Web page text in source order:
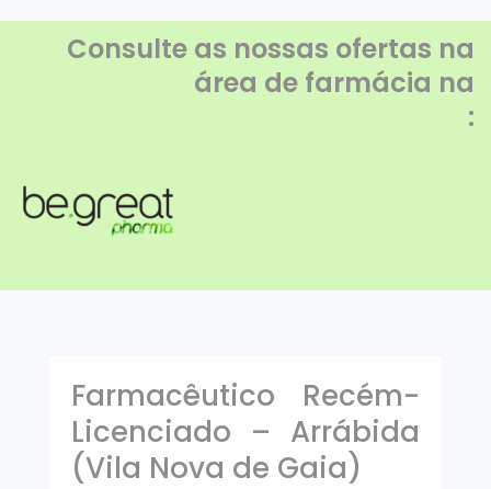
Consulte as nossas ofertas na
área de farmácia na
:
Farmacêutico Recém-
Licenciado – Arrábida
(Vila Nova de Gaia)